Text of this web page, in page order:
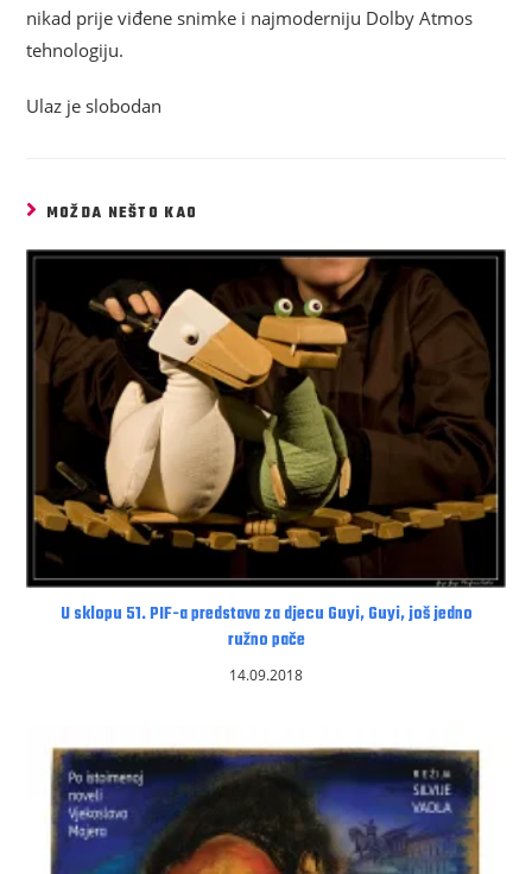
nikad prije viđene snimke i najmoderniju Dolby Atmos
tehnologiju.
Ulaz je slobodan
MOŽDA NEŠTO KAO
U sklopu 51. PIF-a predstava za djecu Guyi, Guyi, još jedno
ružno pače
14.09.2018